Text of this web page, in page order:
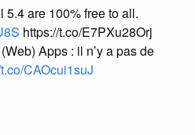
5.4 are 100% free to all.
https://t.co/E7PXu28Orj
(Web) Apps : il n’y a pas de
CAOcui1suJ